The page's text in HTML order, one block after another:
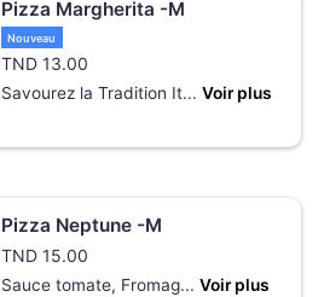
Pizza Margherita -M
Nouveau
TND 13.00
Savourez la Tradition It... Voir plus
Pizza Neptune -M
TND 15.00
Sauce tomate, Fromag... Voir plus